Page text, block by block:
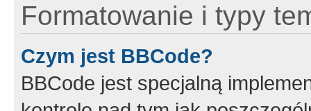
Formatowanie i typy
Czym jest BBCode?
BBCode jest specjalną